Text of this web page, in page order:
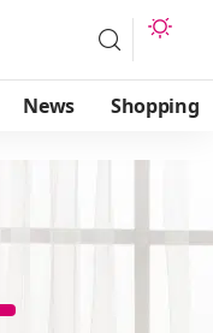
News Shopping